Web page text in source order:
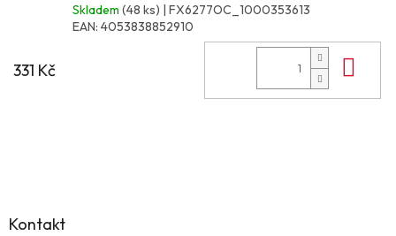
Skladem (48 ks) | FX6277OC_1000353613
EAN: 4053838852910
331 Kč
Kontakt